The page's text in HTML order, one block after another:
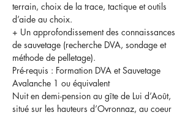
terrain, choix de la trace, tactique et outils
d’aide au choix.
+ Un approfondissement des connaissances
de sauvetage (recherche DVA, sondage et
méthode de pelletage).
Pré-requis : Formation DVA et Sauvetage
Avalanche 1 ou équivalent
Nuit en demi-pension au gîte de Lui d’Août,
situé sur les hauteurs d’Ovronnaz, au coeur